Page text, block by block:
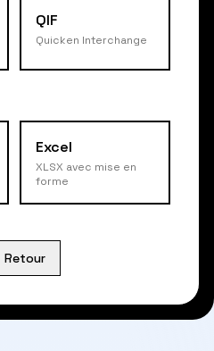
QIF
Quicken Interchange
Excel
XLSX avec mise en
forme
Retour